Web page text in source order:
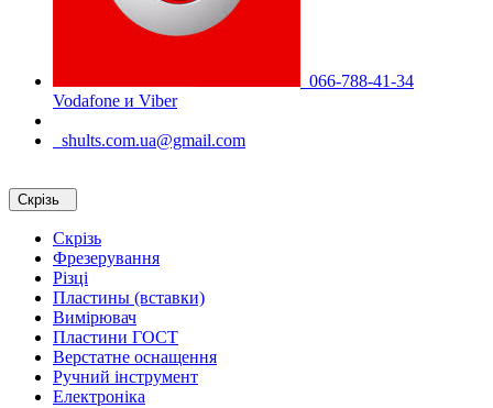
066-788-41-34
Vodafone и Viber
shults.com.ua@gmail.com
Скрізь
Скрізь
Фрезерування
Різці
Пластины (вставки)
Вимірювач
Пластини ГОСТ
Верстатне оснащення
Ручний інструмент
Електроніка